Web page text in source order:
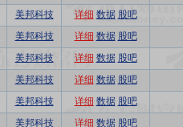
美邦科技 详细 数据 股吧
美邦科技 详细 数据 股吧
美邦科技 详细 数据 股吧
美邦科技 详细 数据 股吧
美邦科技 详细 数据 股吧
美邦科技 详细 数据 股吧